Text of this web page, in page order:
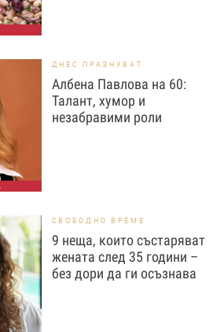
ДНЕС ПРАЗНУВАТ
Албена Павлова на 60:
Талант, хумор и
незабравими роли
СВОБОДНО ВРЕМЕ
9 неща, които състаряват
жената след 35 години –
без дори да ги осъзнава